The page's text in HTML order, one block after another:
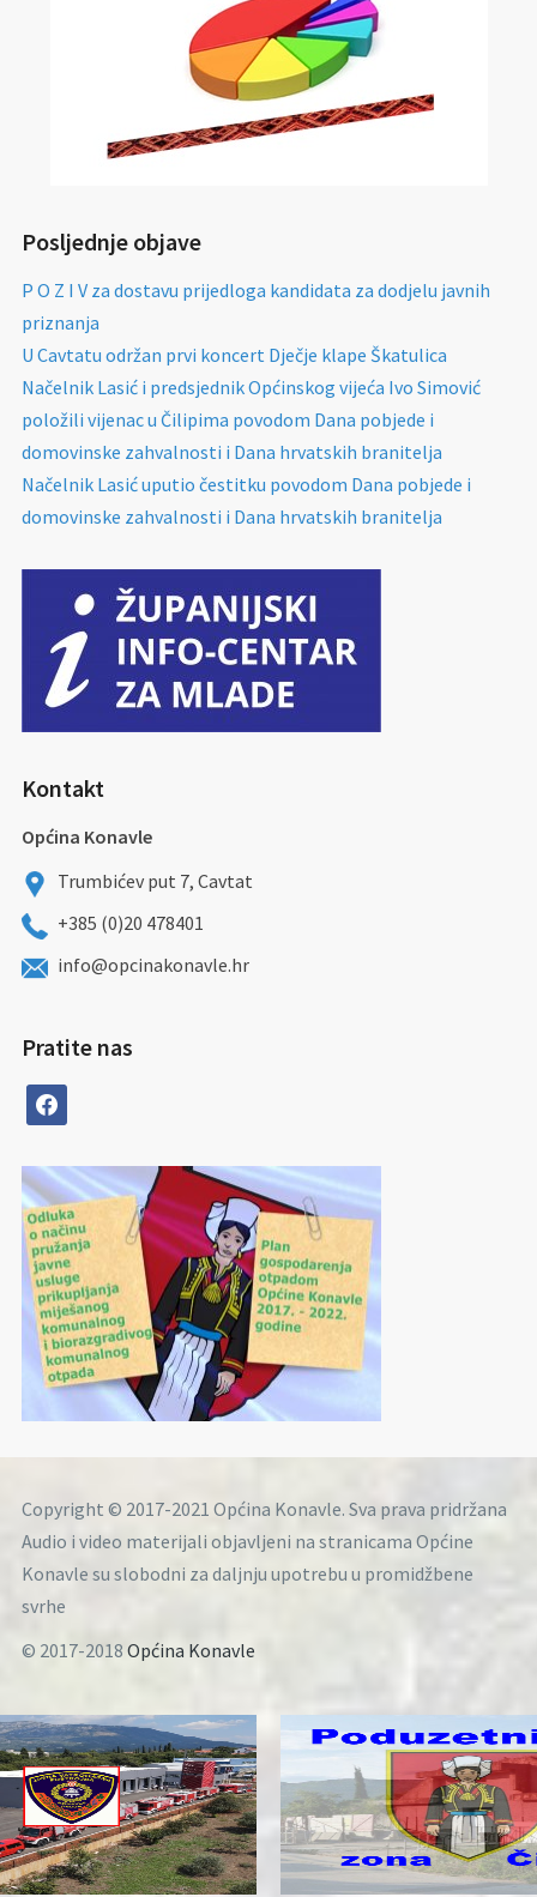
Posljednje objave
P O Z I V za dostavu prijedloga kandidata za dodjelu javnih
priznanja
U Cavtatu održan prvi koncert Dječje klape Škatulica
Načelnik Lasić i predsjednik Općinskog vijeća Ivo Simović
položili vijenac u Čilipima povodom Dana pobjede i
domovinske zahvalnosti i Dana hrvatskih branitelja
Načelnik Lasić uputio čestitku povodom Dana pobjede i
domovinske zahvalnosti i Dana hrvatskih branitelja
Kontakt
Općina Konavle
Trumbićev put 7, Cavtat
+385 (0)20 478401
info@opcinakonavle.hr
Pratite nas
facebook
Copyright © 2017-2021 Općina Konavle. Sva prava pridržana
Audio i video materijali objavljeni na stranicama Općine
Konavle su slobodni za daljnju upotrebu u promidžbene
svrhe
© 2017-2018 Općina Konavle